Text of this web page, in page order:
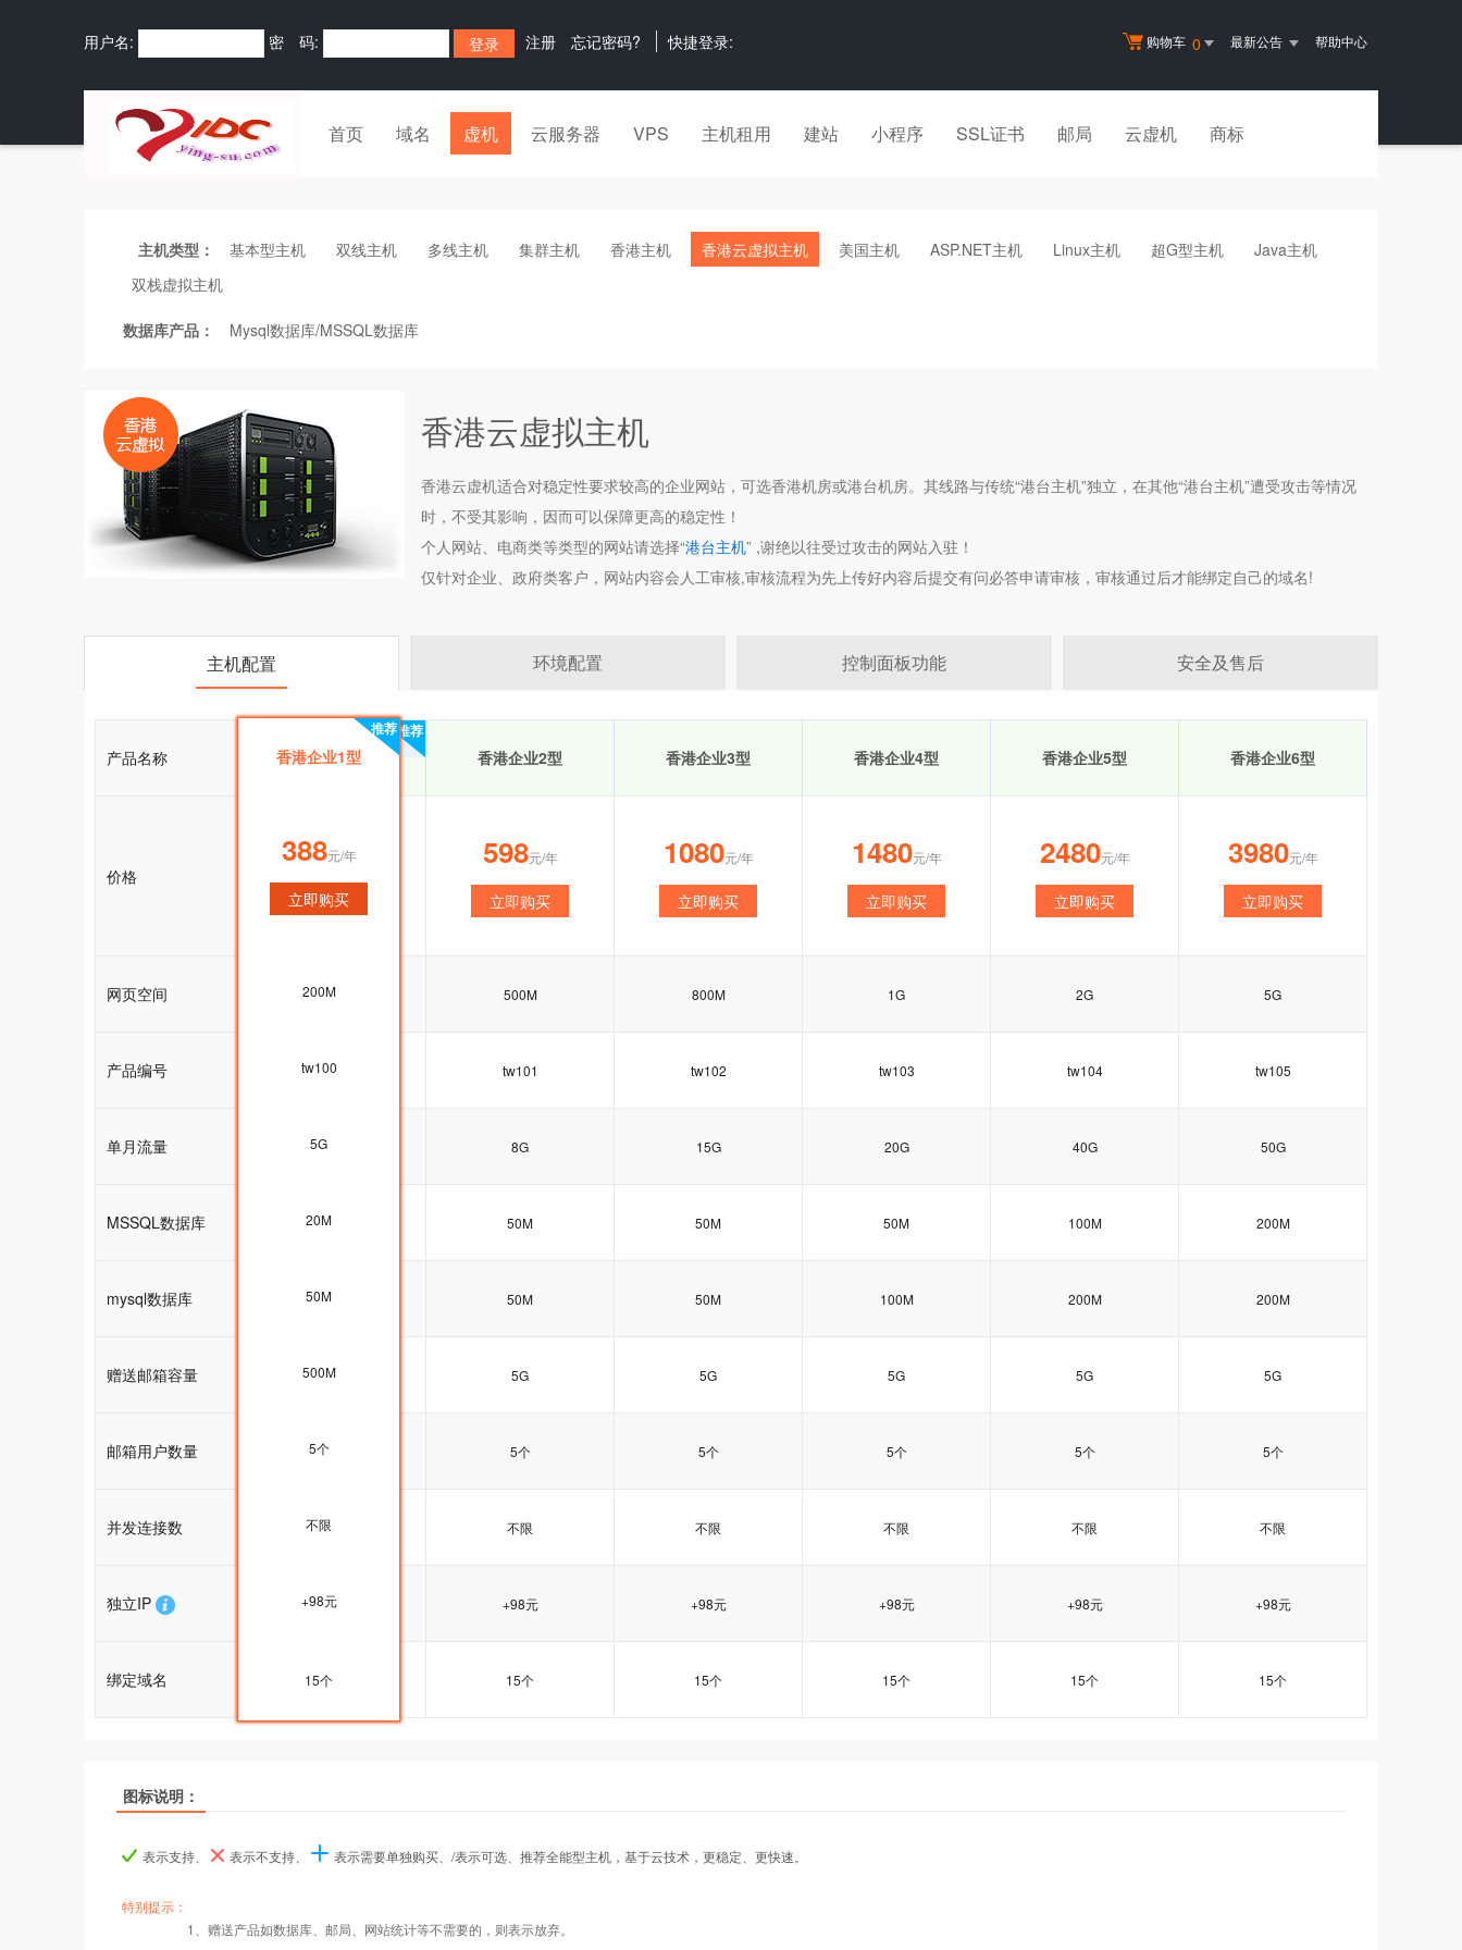
购物车 0 最新公告 帮助中心
用户名: 密 码: 注册 忘记密码? 快捷登录:
首页 域名 虚机 云服务器 VPS 主机租用 建站 小程序 SSL证书 邮局 云虚机 商标
主机类型： 基本型主机 双线主机 多线主机 集群主机 香港主机 香港云虚拟主机 美国主机 ASP.NET主机 Linux主机 超G型主机
Java主机
双栈虚拟主机
数据库产品： Mysql数据库/MSSQL数据库
香港云虚拟主机
香港云虚机适合对稳定性要求较高的企业网站，可选香港机房或港台机房。其线路与传统“港台主机”独立，在其他“港台主机”遭受攻击等情况
时，不受其影响，因而可以保障更高的稳定性！
个人网站、电商类等类型的网站请选择“港台主机” ,谢绝以往受过攻击的网站入驻！
仅针对企业、政府类客户，网站内容会人工审核,审核流程为先上传好内容后提交有问必答申请审核，审核通过后才能绑定自己的域名!
主机配置 环境配置 控制面板功能 安全及售后
产品名称
推荐
香港企业1型 香港企业2型 香港企业3型 香港企业4型 香港企业5型 香港企业6型
价格
388元/年
立即购买
598元/年
立即购买
1080元/年
立即购买
1480元/年
立即购买
2480元/年
立即购买
3980元/年
立即购买
网页空间 200M 500M 800M 1G 2G 5G
产品编号 tw100 tw101 tw102 tw103 tw104 tw105
单月流量 5G 8G 15G 20G 40G 50G
MSSQL数据库 20M 50M 50M 50M 100M 200M
mysql数据库 50M 50M 50M 100M 200M 200M
赠送邮箱容量 5G 5G 5G 5G 5G 5G
邮箱用户数量 5个 5个 5个 5个 5个 5个
并发连接数 不限 不限 不限 不限 不限 不限
独立IP +98元 +98元 +98元 +98元 +98元 +98元
绑定域名 15个 15个 15个 15个 15个 15个
推荐
香港企业1型
388元/年
立即购买
200M
tw100
5G
20M
50M
500M
5个
不限
+98元
15个
产品名称
产品名称
产品名称
图标说明：
表示支持、 表示不支持、 表示需要单独购买、/表示可选、推荐全能型主机，基于云技术，更稳定、更快速。
特别提示：
1、赠送产品如数据库、邮局、网站统计等不需要的，则表示放弃。